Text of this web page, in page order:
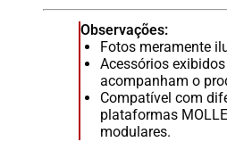
Observações:
Fotos meramente
Acessórios
acompanham o
Compatível com
plataformas
modulares.